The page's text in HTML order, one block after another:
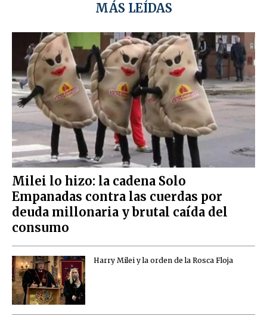
MÁS LEÍDAS
Milei lo hizo: la cadena Solo
Empanadas contra las cuerdas por
deuda millonaria y brutal caída del
consumo
Harry Milei y la orden de la Rosca Floja